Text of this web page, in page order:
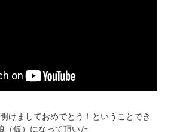
けましておめでとう！ということでき
（仮）になって頂いた